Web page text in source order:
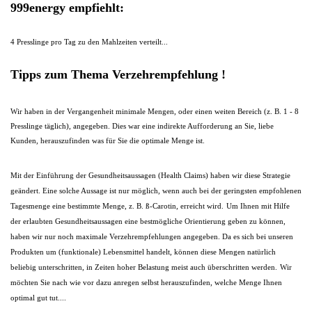
999energy empfiehlt:
4 Presslinge pro Tag zu den Mahlzeiten verteilt...
Tipps zum Thema Verzehrempfehlung !
Wir haben in der Vergangenheit minimale Mengen, oder einen weiten Bereich (z. B. 1 - 8
Presslinge täglich), angegeben. Dies war eine indirekte Aufforderung an Sie, liebe
Kunden, herauszufinden was für Sie die optimale Menge ist.
Mit der Einführung der Gesundheitsaussagen (Health Claims) haben wir diese Strategie
geändert. Eine solche Aussage ist nur möglich, wenn auch bei der geringsten empfohlenen
Tagesmenge eine bestimmte Menge, z. B. ß-Carotin, erreicht wird.
Um Ihnen mit Hilfe
der erlaubten Gesundheitsaussagen eine bestmögliche Orientierung geben zu können,
haben wir nur noch maximale Verzehrempfehlungen angegeben. Da es sich bei unseren
Produkten um (funktionale) Lebensmittel handelt, können diese Mengen natürlich
beliebig unterschritten, in Zeiten hoher Belastung meist auch überschritten werden.
Wir
möchten Sie nach wie vor dazu anregen selbst herauszufinden, welche Menge Ihnen
optimal gut tut....